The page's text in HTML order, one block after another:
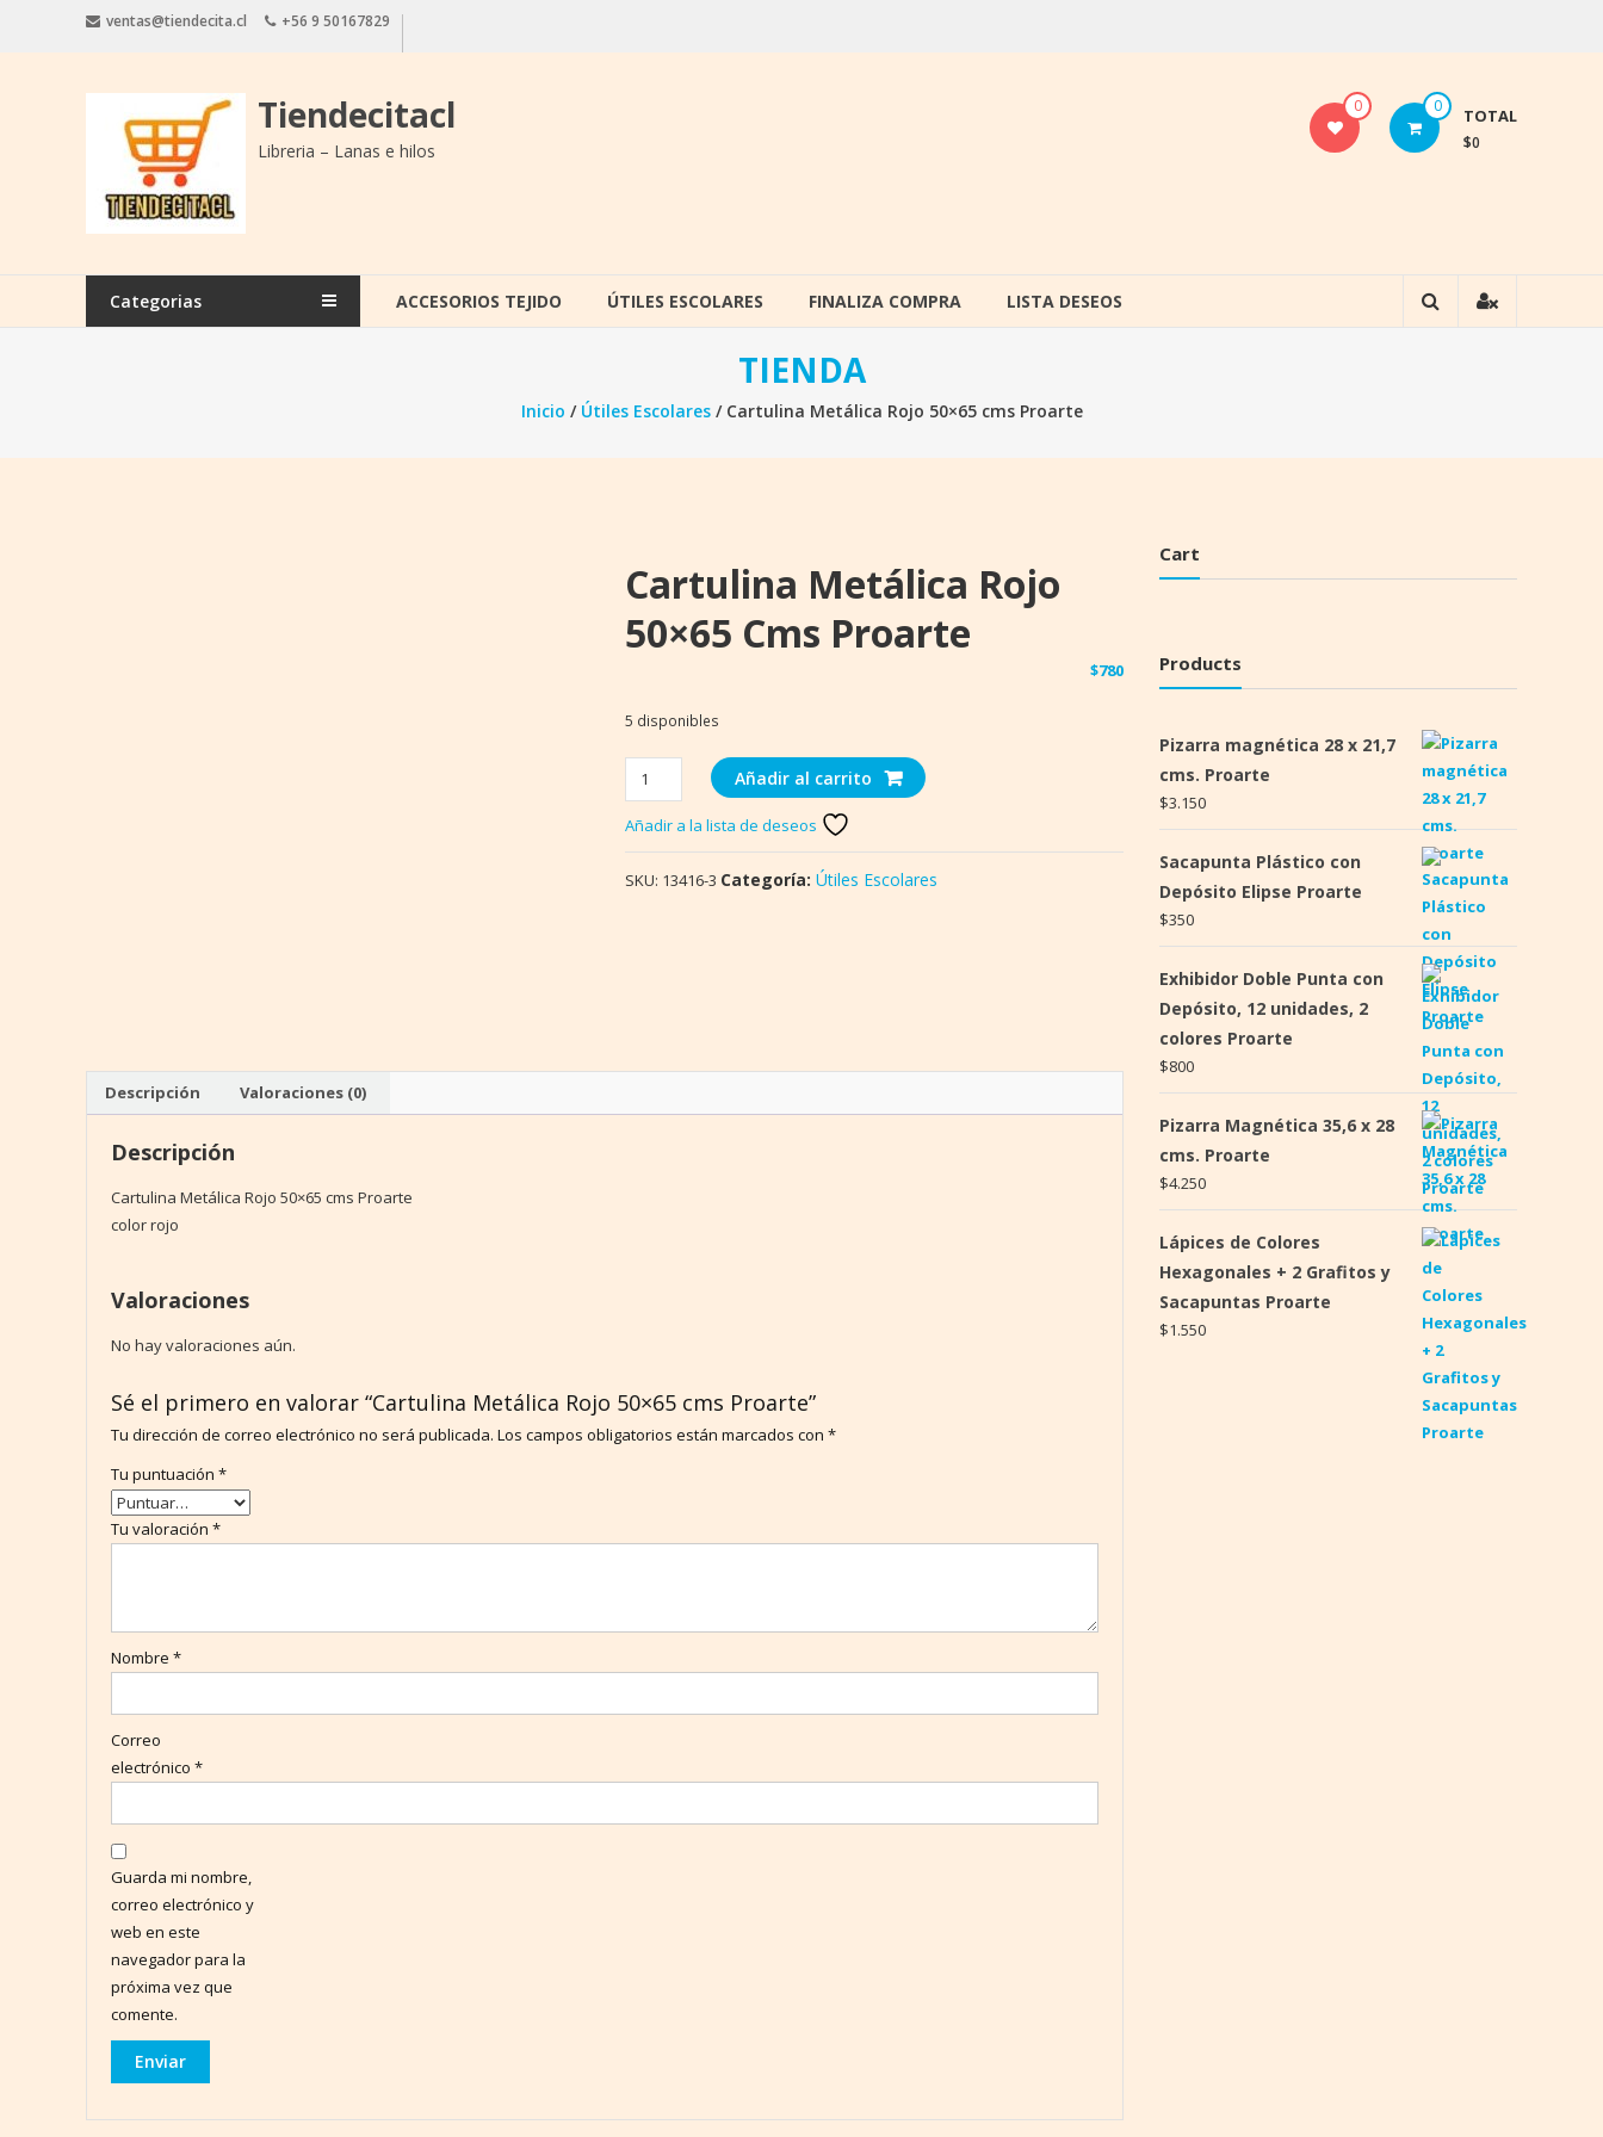
ventas@tiendecita.cl +56 9 50167829
Tiendecitacl
Libreria – Lanas e hilos
0 0 TOTAL
$0
Categorias ACCESORIOS TEJIDO ÚTILES ESCOLARES FINALIZA COMPRA LISTA DESEOS
TIENDA
Inicio / Útiles Escolares/ Cartulina Metálica Rojo 50×65 cms Proarte
Cartulina Metálica Rojo
50×65 Cms Proarte
$780
5 disponibles
Cartulina
Metálica
Rojo
50×65
cms
Añadir al carrito
Añadir a la lista de deseos
SKU: 13416-3 Categoría:Útiles Escolares
Descripción Valoraciones (0)
Descripción
Cartulina Metálica Rojo 50×65 cms Proarte
color rojo
Valoraciones
No hay valoraciones aún.
Sé el primero en valorar “Cartulina Metálica Rojo 50×65 cms Proarte”
Tu dirección de correo electrónico no será publicada. Los campos obligatorios están marcados con *
Tu puntuación *
Tu valoración *
Nombre *
Correo
electrónico *
Guarda mi nombre,
correo electrónico y
web en este
navegador para la
próxima vez que
comente.
Cart
Products
Pizarra magnética 28 x 21,7
cms. Proarte
$3.150
Sacapunta Plástico con
Depósito Elipse Proarte
$350
Exhibidor Doble Punta con
Depósito, 12 unidades, 2
colores Proarte
$800
Pizarra Magnética 35,6 x 28
cms. Proarte
$4.250
Lápices de Colores
Hexagonales + 2 Grafitos y
Sacapuntas Proarte
$1.550